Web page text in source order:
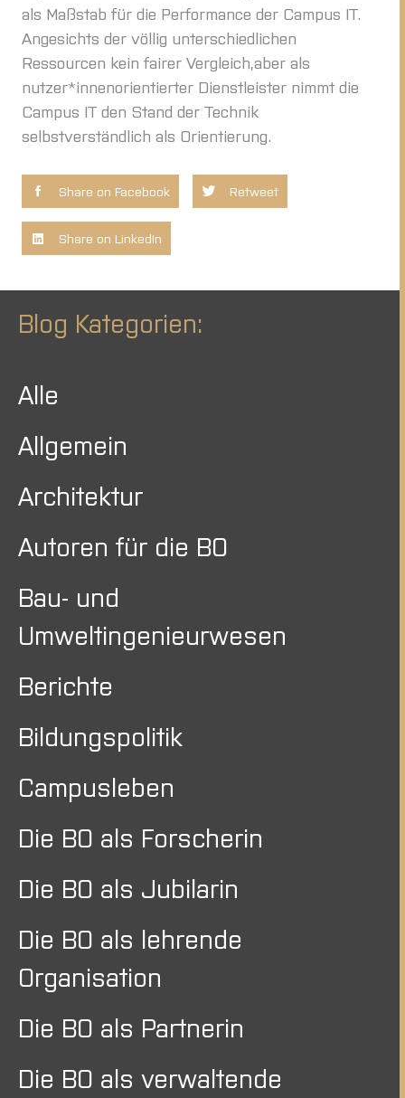
als Maßstab für die Performance der Campus IT.
Angesichts der völlig unterschiedlichen
Ressourcen kein fairer Vergleich,aber als
nutzer*innenorientierter Dienstleister nimmt die
Campus IT den Stand der Technik
selbstverständlich als Orientierung.
Share on Facebook Retweet
Share on LinkedIn
Blog Kategorien:
Alle
Allgemein
Architektur
Autoren für die BO
Bau- und
Umweltingenieurwesen
Berichte
Bildungspolitik
Campusleben
Die BO als Forscherin
Die BO als Jubilarin
Die BO als lehrende
Organisation
Die BO als Partnerin
Die BO als verwaltende